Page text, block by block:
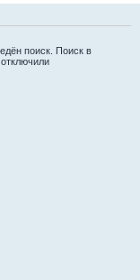
поиск. Поиск в